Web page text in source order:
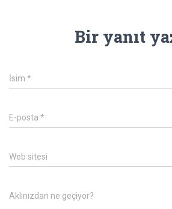
Bir yanıt
İsim *
E-posta *
Web sitesi
Aklınızdan ne geçiyor?